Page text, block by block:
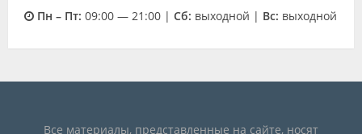
Пн – Пт: 09:00 — 21:00 | Cб: выходной | Вс: выходной
Все материалы, представленные на сайте, носят